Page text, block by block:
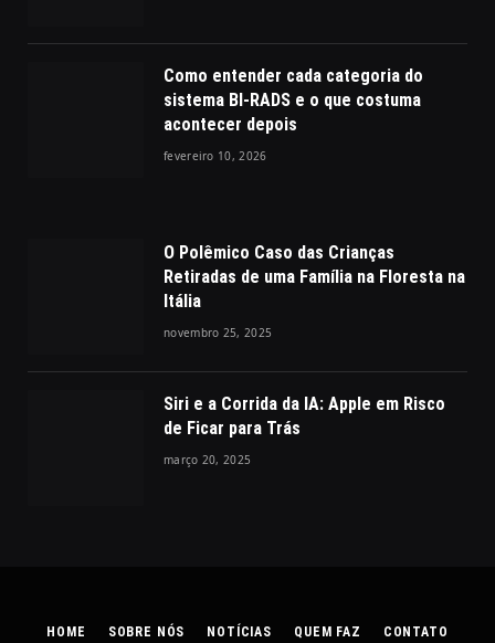
Como entender cada categoria do
sistema BI-RADS e o que costuma
acontecer depois
fevereiro 10, 2026
O Polêmico Caso das Crianças
Retiradas de uma Família na Floresta na
Itália
novembro 25, 2025
Siri e a Corrida da IA: Apple em Risco
de Ficar para Trás
março 20, 2025
HOME SOBRE NÓS NOTÍCIAS QUEM FAZ CONTATO